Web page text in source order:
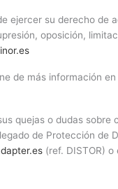
ejercer su derecho de
oposición,
de más información
quejas o dudas sobre
de Protección de
(ref. DISTOR) o